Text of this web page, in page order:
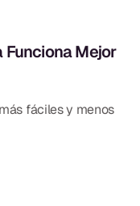
Funciona Mejor
fáciles y menos